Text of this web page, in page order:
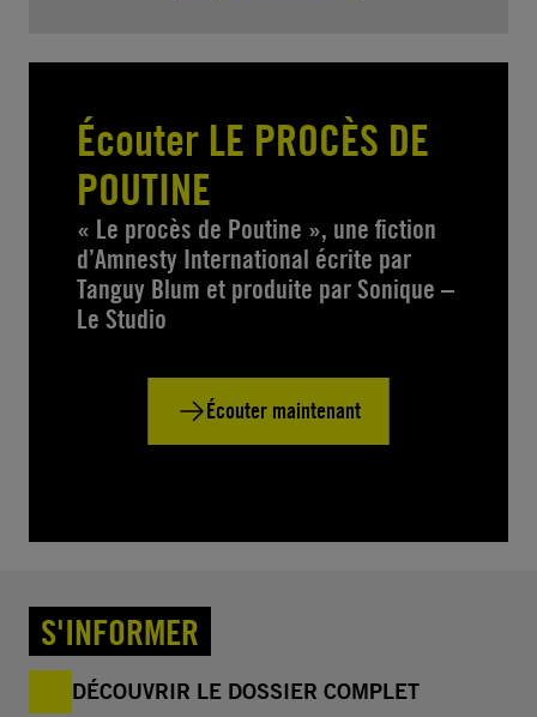
Écouter LE PROCÈS DE
POUTINE
« Le procès de Poutine », une fiction
d’Amnesty International écrite par
Tanguy Blum et produite par Sonique –
Le Studio
Écouter maintenant
S'INFORMER
DÉCOUVRIR LE DOSSIER COMPLET